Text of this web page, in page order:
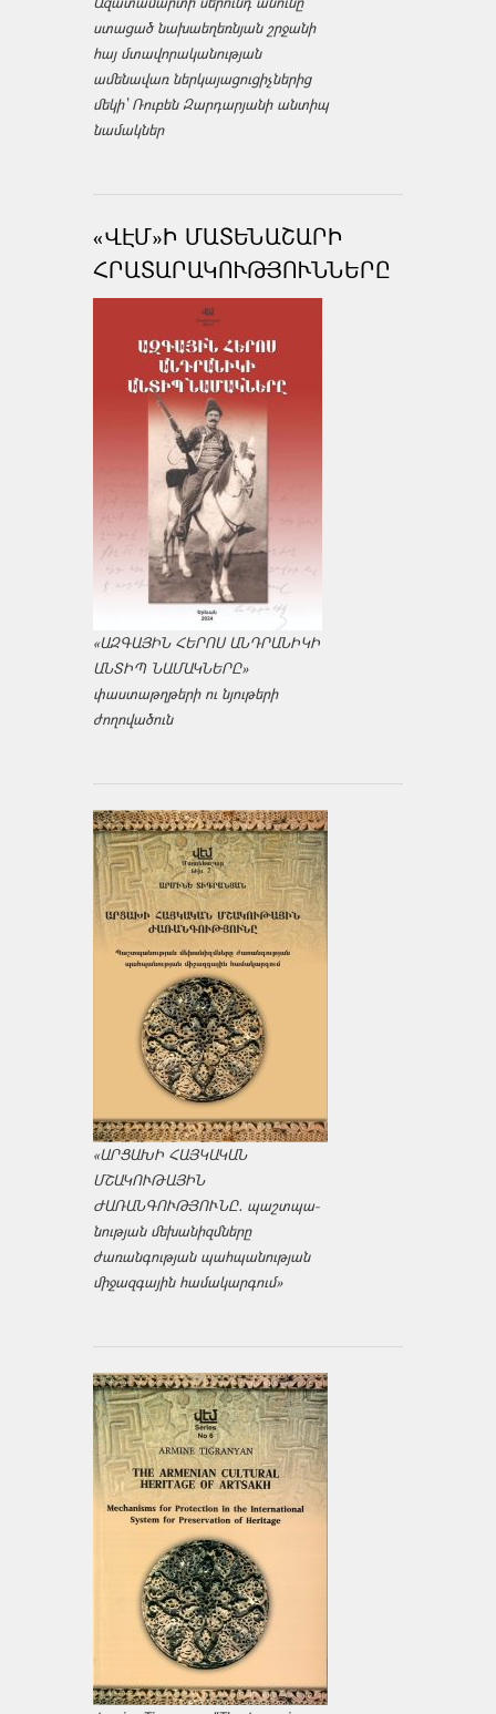
ստացած նախաեղեռնյան շրջանի
հայ մտավորականության
ամենավառ ներկայացուցիչներից
մեկի՝ Ռուբեն Զարդարյանի անտիպ
նամակներ
«ՎԷՄ»Ի ՄԱՏԵՆԱՇԱՐԻ
ՀՐԱՏԱՐԱԿՈՒԹՅՈՒՆՆԵՐԸ
«ԱԶԳԱՅԻՆ ՀԵՐՈՍ ԱՆԴՐԱՆԻԿԻ
ԱՆՏԻՊ ՆԱՄԱԿՆԵՐԸ»
փաստաթղթերի ու նյութերի
ժողովածուն
«ԱՐՑԱԽԻ ՀԱՅԿԱԿԱՆ
ՄՇԱԿՈՒԹԱՅԻՆ
ԺԱՌԱՆԳՈՒԹՅՈՒՆԸ․ պաշտպա­
նության մեխանիզմները
ժառանգության պահպանության
միջազ­գային համակարգում»